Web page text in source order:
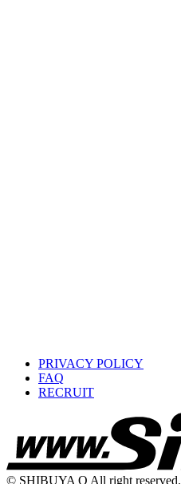
PRIVACY POLICY
FAQ
RECRUIT
© SHIBUYA O All right reserved.